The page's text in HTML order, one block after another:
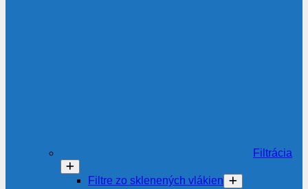
Filtrácia
Filtre zo sklenených vlákien